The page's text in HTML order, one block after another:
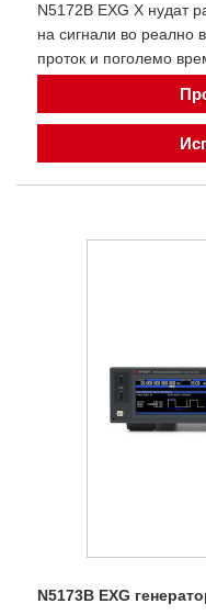
N5172B EXG X нудат
на сигнали во реално
проток и поголемо
N5173B EXG